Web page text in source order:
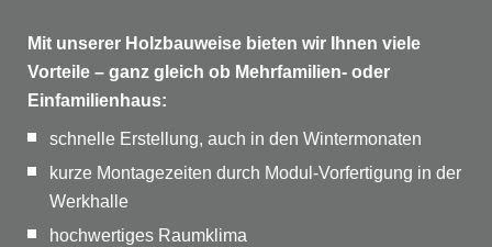
Mit unserer Holzbauweise bieten wir Ihnen viele
Vorteile – ganz gleich ob Mehrfamilien- oder
Einfamilienhaus:
schnelle Erstellung, auch in den Wintermonaten
kurze Montagezeiten durch Modul-Vorfertigung in der
Werkhalle
hochwertiges Raumklima